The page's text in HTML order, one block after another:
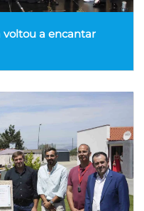
voltou a encantar